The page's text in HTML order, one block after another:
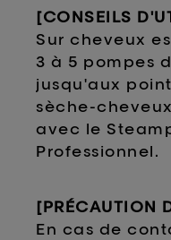
[CONSEILS
Sur cheveux
3 à 5 pompes
jusqu'aux
sèche-
avec le
Professionnel.
[PRÉCAUTION
En cas de